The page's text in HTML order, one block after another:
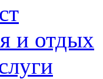
и отдых